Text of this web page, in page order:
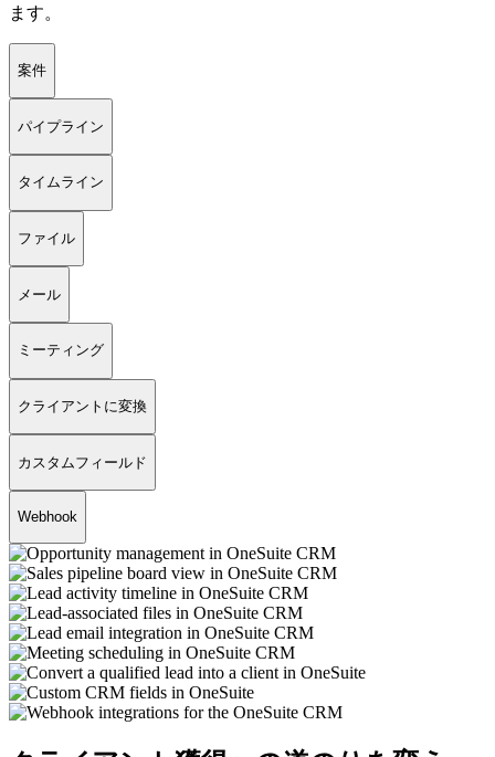
ます。
案件
パイプライン
タイムライン
ファイル
メール
ミーティング
クライアントに変換
カスタムフィールド
Webhook